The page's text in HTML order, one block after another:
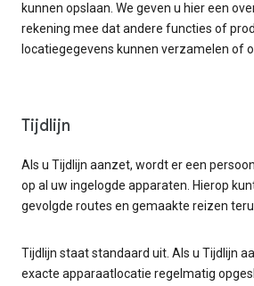
kunnen opslaan. We geven u hier een
rekening mee dat andere functies of
locatiegegevens kunnen verzamelen of
Tijdlijn
Als u Tijdlijn aanzet, wordt er een
op al uw ingelogde apparaten. Hierop
gevolgde routes en gemaakte reizen
Tijdlijn staat standaard uit. Als u Tijdlijn
exacte apparaatlocatie regelmatig